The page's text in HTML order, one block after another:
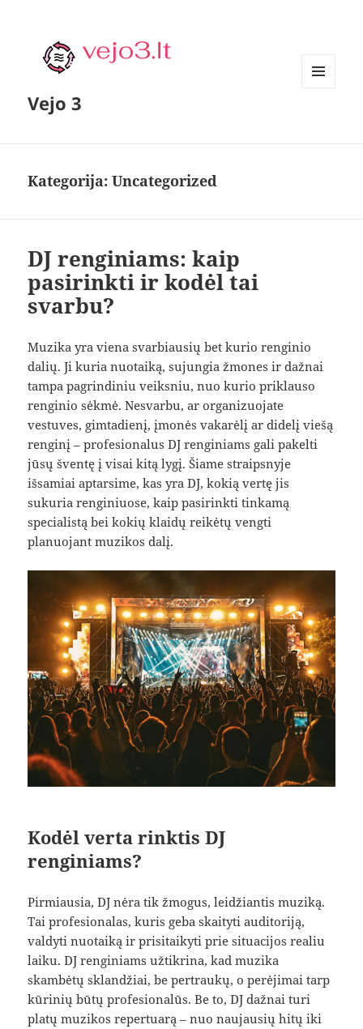
Vejo 3
Kategorija:Uncategorized
DJ renginiams: kaip
pasirinkti ir kodėl tai
svarbu?
Muzika yra viena svarbiausių bet kurio renginio
dalių. Ji kuria nuotaiką, sujungia žmones ir dažnai
tampa pagrindiniu veiksniu, nuo kurio priklauso
renginio sėkmė. Nesvarbu, ar organizuojate
vestuves, gimtadienį, įmonės vakarėlį ar didelį viešą
renginį – profesionalus DJ renginiams gali pakelti
jūsų šventę į visai kitą lygį. Šiame straipsnyje
išsamiai aptarsime, kas yra DJ, kokią vertę jis
sukuria renginiuose, kaip pasirinkti tinkamą
specialistą bei kokių klaidų reikėtų vengti
planuojant muzikos dalį.
Kodėl verta rinktis DJ
renginiams?
Pirmiausia, DJ nėra tik žmogus, leidžiantis muziką.
Tai profesionalas, kuris geba skaityti auditoriją,
valdyti nuotaiką ir prisitaikyti prie situacijos realiu
laiku. DJ renginiams užtikrina, kad muzika
skambėtų sklandžiai, be pertraukų, o perėjimai tarp
kūrinių būtų profesionalūs. Be to, DJ dažnai turi
platų muzikos repertuarą – nuo naujausių hitų iki